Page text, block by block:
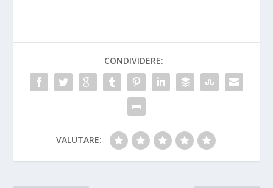
CONDIVIDERE:
VALUTARE: